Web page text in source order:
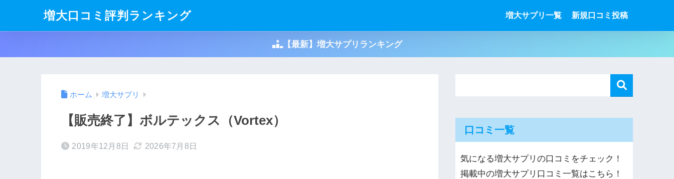
増大口コミ評判ランキング 増大サプリ一覧 新規口コミ投稿
【最新】増大サプリランキング
ホーム 増大サプリ
【販売終了】ボルテックス（Vortex）
2019年12月8日 2026年7月8日
口コミ一覧
気になる増大サプリの口コミをチェック！
掲載中の増大サプリ口コミ一覧はこちら！